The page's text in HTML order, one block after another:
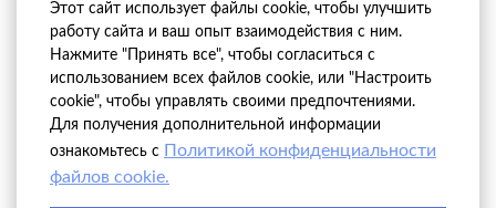
Этот сайт использует файлы cookie, чтобы улучшить
работу сайта и ваш опыт взаимодействия с ним.
Нажмите "Принять все", чтобы согласиться с
использованием всех файлов cookie, или "Настроить
cookie", чтобы управлять своими предпочтениями.
Для получения дополнительной информации
ознакомьтесь с Политикой конфиденциальности
файлов cookie.